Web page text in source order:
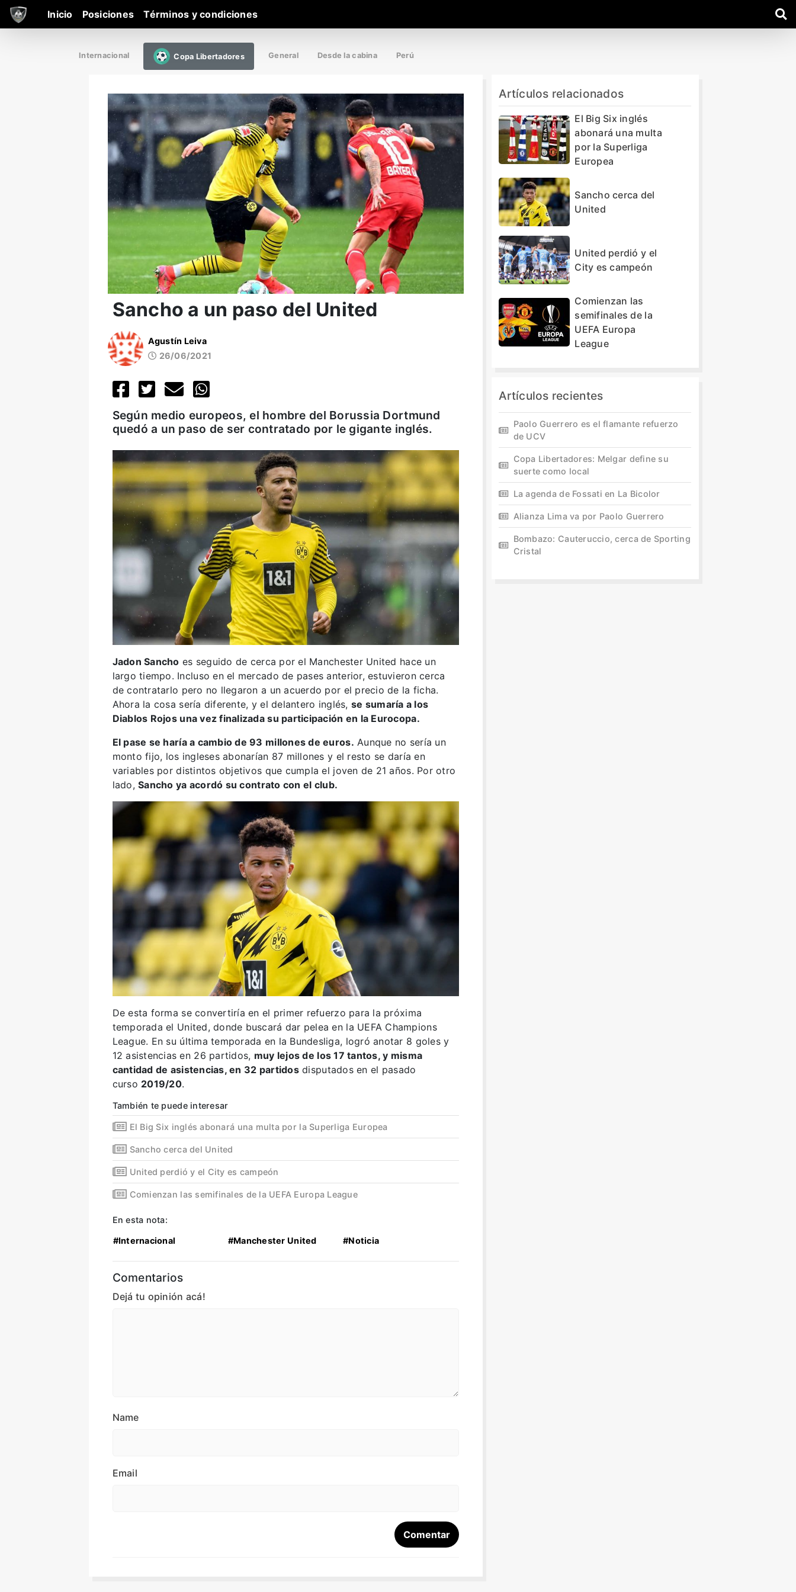
Inicio Posiciones Términos y condiciones
Internacional Copa Libertadores General Desde la cabina Perú
Sancho a un paso del United
Agustín Leiva
26/06/2021
Según medio europeos, el hombre del Borussia Dortmund
quedó a un paso de ser contratado por le gigante inglés.
Jadon Sancho es seguido de cerca por el Manchester United hace un
largo tiempo. Incluso en el mercado de pases anterior, estuvieron cerca
de contratarlo pero no llegaron a un acuerdo por el precio de la ficha.
Ahora la cosa sería diferente, y el delantero inglés, se sumaría a los
Diablos Rojos una vez finalizada su participación en la Eurocopa.
El pase se haría a cambio de 93 millones de euros. Aunque no sería un
monto fijo, los ingleses abonarían 87 millones y el resto se daría en
variables por distintos objetivos que cumpla el joven de 21 años. Por otro
lado,Sancho ya acordó su contrato con el club.
De esta forma se convertiría en el primer refuerzo para la próxima
temporada el United, donde buscará dar pelea en la UEFA Champions
League. En su última temporada en la Bundesliga, logró anotar 8 goles y
12 asistencias en 26 partidos, muy lejos de los 17 tantos, y misma
cantidad de asistencias, en 32 partidosdisputados en el pasado
curso 2019/20.
También te puede interesar
El Big Six inglés abonará una multa por la Superliga Europea
Sancho cerca del United
United perdió y el City es campeón
Comienzan las semifinales de la UEFA Europa League
En esta nota:
#Internacional #Manchester United #Noticia
Comentarios
Dejá tu opinión acá!
Name
Email
Artículos relacionados
El Big Six inglés
abonará una multa
por la Superliga
Europea
Sancho cerca del
United
United perdió y el
City es campeón
Comienzan las
semifinales de la
UEFA Europa
League
Artículos recientes
Paolo Guerrero es el flamante refuerzo
de UCV
Copa Libertadores: Melgar define su
suerte como local
La agenda de Fossati en La Bicolor
Alianza Lima va por Paolo Guerrero
Bombazo: Cauteruccio, cerca de Sporting
Cristal